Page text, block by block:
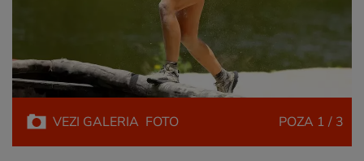
VEZI GALERIA FOTO POZA 1 / 3